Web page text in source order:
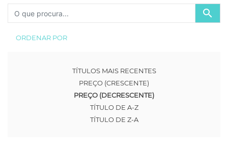
search
ORDENAR POR
TÍTULOS MAIS RECENTES
PREÇO (CRESCENTE)
PREÇO (DECRESCENTE)
TÍTULO DE A-Z
TÍTULO DE Z-A